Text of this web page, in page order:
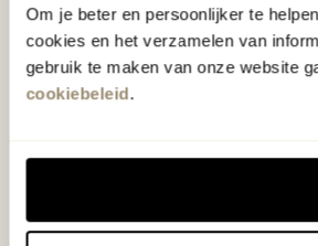
Om je beter en persoonlijker te
cookies en het verzamelen van
gebruik te maken van onze website
cookiebeleid.
hebben met liefde de
slaap- en designcollecties
samengesteld met de
in verrassende materialen
Bekijk onze